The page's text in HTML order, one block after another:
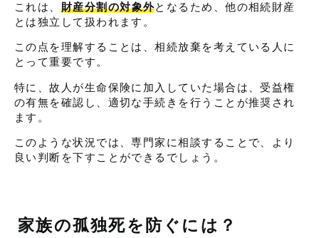
これは、 財産分割の対象外となるため、他の相続財産
とは独立して扱われます。
この点を理解することは、相続放棄を考えている人に
とって重要です。
特に、故人が生命保険に加入していた場合は、受益権
の有無を確認し、適切な手続きを行うことが推奨され
ます。
このような状況では、専門家に相談することで、より
良い判断を下すことができるでしょう。
家族の孤独死を防ぐには？